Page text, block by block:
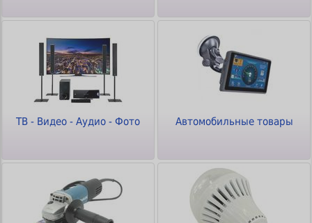
ТВ - Видео - Аудио - Фото Автомобильные товары